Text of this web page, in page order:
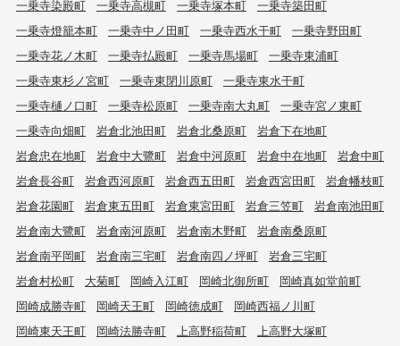
一乗寺染殿町 一乗寺高槻町 一乗寺塚本町
一乗寺築田町
一乗寺燈籠本町
一乗寺中ノ田町 一乗寺西水干町
一乗寺野田町
一乗寺花ノ木町
一乗寺払殿町 一乗寺馬場町
一乗寺東浦町
一乗寺東杉ノ宮町
一乗寺東閉川原町
一乗寺東水干町
一乗寺樋ノ口町
一乗寺松原町 一乗寺南大丸町
一乗寺宮ノ東町
一乗寺向畑町
岩倉北池田町 岩倉北桑原町
岩倉下在地町
岩倉忠在地町
岩倉中大鷺町 岩倉中河原町 岩倉中在地町
岩倉中町
岩倉長谷町
岩倉西河原町 岩倉西五田町 岩倉西宮田町
岩倉幡枝町
岩倉花園町
岩倉東五田町 岩倉東宮田町 岩倉三笠町
岩倉南池田町
岩倉南大鷺町
岩倉南河原町 岩倉南木野町
岩倉南桑原町
岩倉南平岡町
岩倉南三宅町 岩倉南四ノ坪町
岩倉三宅町
岩倉村松町
大菊町 岡崎入江町 岡崎北御所町
岡崎真如堂前町
岡崎成勝寺町
岡崎天王町 岡崎徳成町
岡崎西福ノ川町
岡崎東天王町
岡崎法勝寺町 上高野稲荷町
上高野大塚町